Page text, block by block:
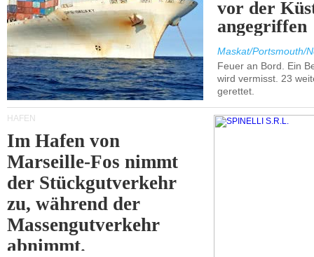
vor der
angegriffen
Maskat/Portsmouth/
Feuer an Bord. Ein
wird vermisst. 23
gerettet.
HÄFEN
Im Hafen von
Marseille-Fos nimmt
der Stückgutverkehr
zu, während der
Massengutverkehr
abnimmt.